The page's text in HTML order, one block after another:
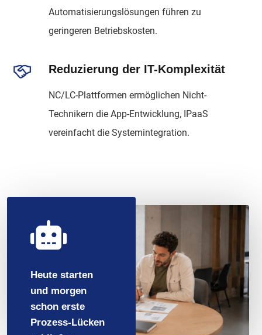
Automatisierungslösungen führen zu
geringeren Betriebskosten.
Reduzierung der IT-Komplexität
NC/LC-Plattformen ermöglichen Nicht-
Technikern die App-Entwicklung, IPaaS
vereinfacht die Systemintegration.

Heute starten
und morgen
schon erste
Prozess-Lücken